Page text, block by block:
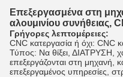
Επεξεργασμένα στη
αλουμινίου συνήθειας,
Γρήγορες λεπτομέρειες:
CNC κατεργασία ή όχι: CNC
Τύπος: Να θίξει, ΔΙΑΤΡΥΣΗ,
επεξεργάζονται στη μηχανή,
επεξεργαμένος υπηρεσίες,